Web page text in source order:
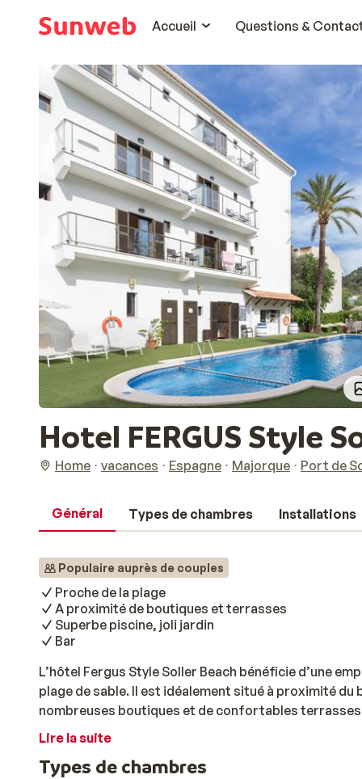
Accueil
Questions &
Hotel FERGUS Style
Home vacances Espagne Majorque Port de
Général Types de chambres Installations
Populaire auprès de couples
Proche de la plage
A proximité de boutiques et terrasses
Superbe piscine, joli jardin
Bar
L’hôtel Fergus Style Soller Beach bénéficie d’une
plage de sable. Il est idéalement situé à proximité
nombreuses boutiques et de confortables
détendre dans le jardin et au bord de la superbe
regorge de jolis trésors… Vous pourrez par exemple
Lire la suite
Types de chambres